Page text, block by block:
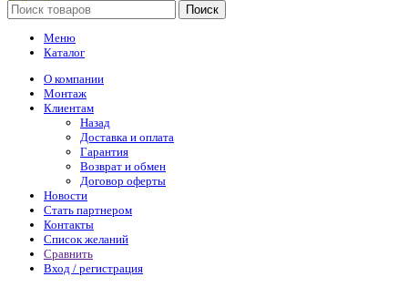
Поиск
Меню
Каталог
О компании
Монтаж
Клиентам
Назад
Доставка и оплата
Гарантия
Возврат и обмен
Договор оферты
Новости
Стать партнером
Контакты
Список желаний
Сравнить
Вход / регистрация